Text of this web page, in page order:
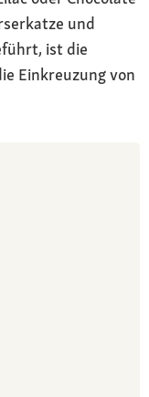
und
ist die
Einkreuzung von